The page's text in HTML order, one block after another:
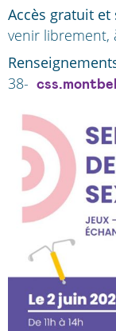
Accès gratuit
venir librement,
38-